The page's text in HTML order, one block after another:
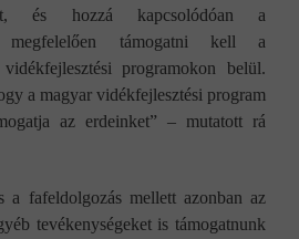
és hozzá kapcsolódóan a
megfelelően támogatni kell a
programokon belül.
a magyar vidékfejlesztési program
az erdeinket” – mutatott rá
a fafeldolgozás mellett azonban az
tevékenységeket is támogatnunk